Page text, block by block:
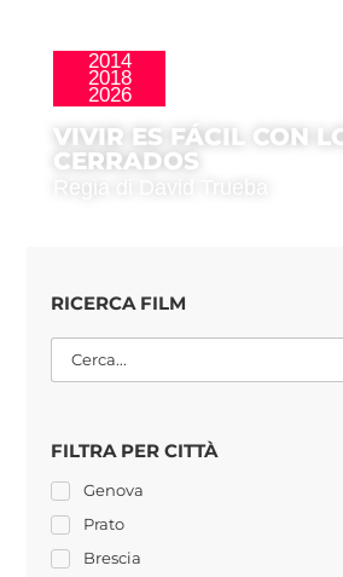
RICERCA FILM
FILTRA PER CITTÀ
Genova
Prato
Brescia
2014
2018
2026
VIVIR ES FÁCIL CON
CERRADOS